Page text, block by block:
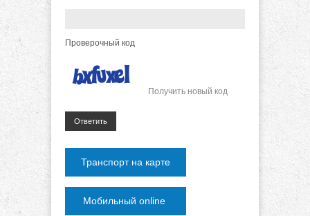
Проверочный код
Получить новый код
Ответить
Транспорт на карте
Мобильный online